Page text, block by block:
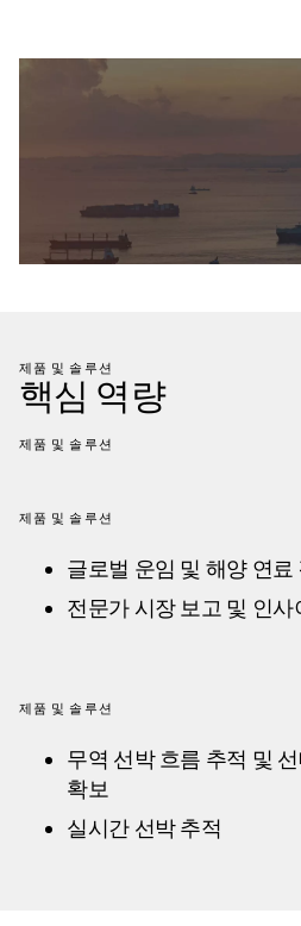
제품 및 솔루션
핵심 역량
제품 및 솔루션
제품 및 솔루션
글로벌 운임 및 해양 연료
전문가 시장 보고 및 인사
제품 및 솔루션
무역 선박 흐름 추적 및
확보
실시간 선박 추적